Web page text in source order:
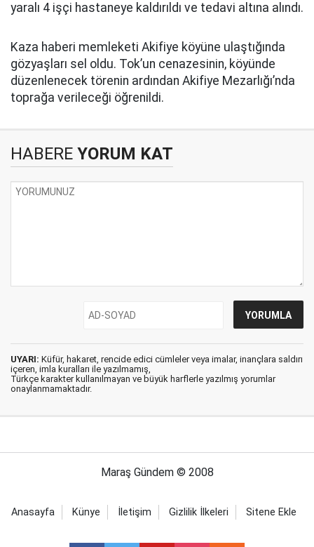
yaralı 4 işçi hastaneye kaldırıldı ve tedavi altına alındı.
Kaza haberi memleketi Akifiye köyüne ulaştığında
gözyaşları sel oldu. Tok’un cenazesinin, köyünde
düzenlenecek törenin ardından Akifiye Mezarlığı’nda
toprağa verileceği öğrenildi.
HABERE YORUM KAT
UYARI: Küfür, hakaret, rencide edici cümleler veya imalar, inançlara saldırı
içeren, imla kuralları ile yazılmamış,
Türkçe karakter kullanılmayan ve büyük harflerle yazılmış yorumlar
onaylanmamaktadır.
Maraş Gündem © 2008
Anasayfa Künye İletişim Gizlilik İlkeleri Sitene Ekle